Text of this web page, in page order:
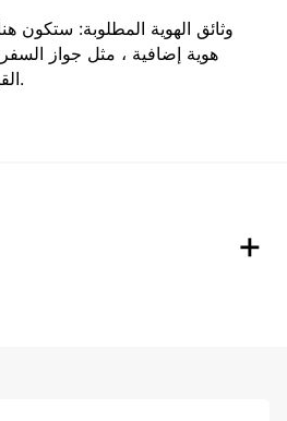
وثائق الهوية المطلوبة: ستكون
هوية إضافية ، مثل جواز
القيادة وحدها ليست كافية.